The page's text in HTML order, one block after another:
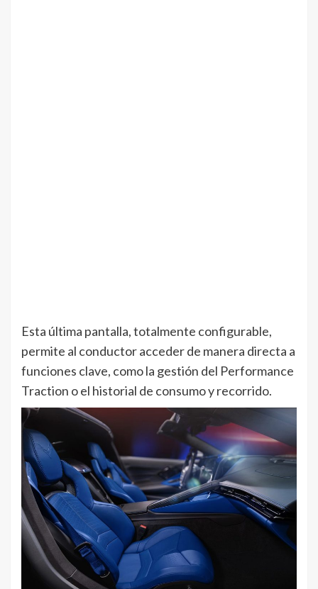
Esta última pantalla, totalmente configurable,
permite al conductor acceder de manera directa a
funciones clave, como la gestión del Performance
Traction o el historial de consumo y recorrido.